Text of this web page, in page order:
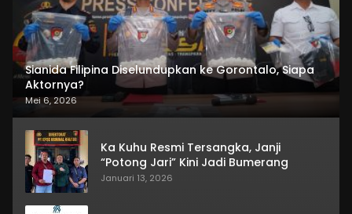
Sianida Filipina Diselundupkan ke Gorontalo, Siapa
Aktornya?
Mei 6, 2026
Ka Kuhu Resmi Tersangka, Janji
“Potong Jari” Kini Jadi Bumerang
Januari 13, 2026